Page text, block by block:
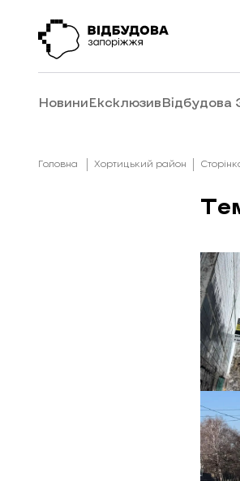
НовиниЕксклюзивВідбудова
Головна Хортицький район